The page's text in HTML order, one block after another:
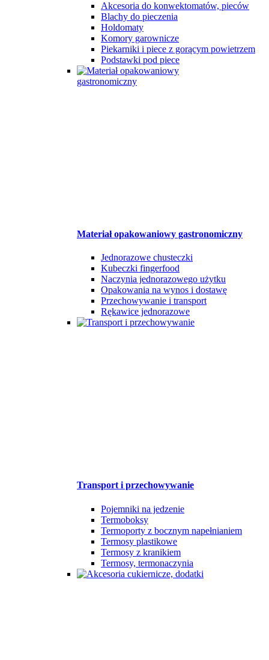
Akcesoria do konwektomatów, pieców
Blachy do pieczenia
Holdomaty
Komory garownicze
Piekarniki i piece z gorącym powietrzem
Podstawki pod piece
Materiał opakowaniowy gastronomiczny
Jednorazowe chusteczki
Kubeczki fingerfood
Naczynia jednorazowego użytku
Opakowania na wynos i dostawę
Przechowywanie i transport
Rękawice jednorazowe
Transport i przechowywanie
Pojemniki na jedzenie
Termoboksy
Termoporty z bocznym napełnianiem
Termosy plastikowe
Termosy z kranikiem
Termosy, termonaczynia